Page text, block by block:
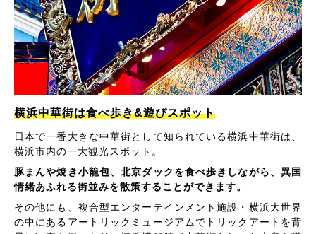
横浜中華街は食べ歩き&遊びスポット
日本で一番大きな中華街として知られている横浜中華街は、
横浜市内の一大観光スポット。
豚まんや焼き小籠包、北京ダックを食べ歩きしながら、異国
情緒あふれる街並みを散策することができます。
その他にも、複合型エンターテインメント施設・横浜大世界
の中にあるアートリックミュージアムでトリックアートを背